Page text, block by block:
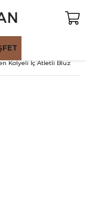
Kolyeli İç Atletli Bluz